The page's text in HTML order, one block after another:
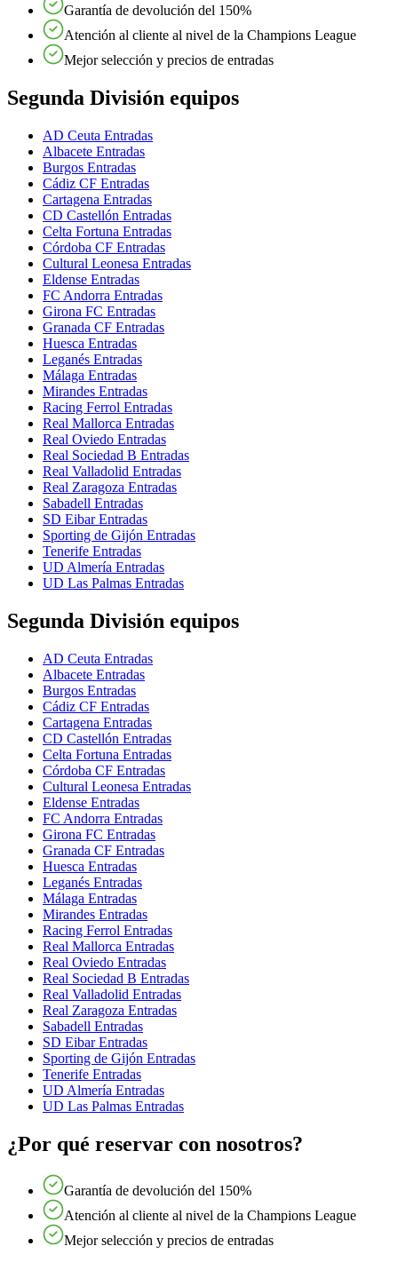
Garantía de devolución del 150%
Atención al cliente al nivel de la Champions League
Mejor selección y precios de entradas
Segunda División equipos
AD Ceuta Entradas
Albacete Entradas
Burgos Entradas
Cádiz CF Entradas
Cartagena Entradas
CD Castellón Entradas
Celta Fortuna Entradas
Córdoba CF Entradas
Cultural Leonesa Entradas
Eldense Entradas
FC Andorra Entradas
Girona FC Entradas
Granada CF Entradas
Huesca Entradas
Leganés Entradas
Málaga Entradas
Mirandes Entradas
Racing Ferrol Entradas
Real Mallorca Entradas
Real Oviedo Entradas
Real Sociedad B Entradas
Real Valladolid Entradas
Real Zaragoza Entradas
Sabadell Entradas
SD Eibar Entradas
Sporting de Gijón Entradas
Tenerife Entradas
UD Almería Entradas
UD Las Palmas Entradas
Segunda División equipos
AD Ceuta Entradas
Albacete Entradas
Burgos Entradas
Cádiz CF Entradas
Cartagena Entradas
CD Castellón Entradas
Celta Fortuna Entradas
Córdoba CF Entradas
Cultural Leonesa Entradas
Eldense Entradas
FC Andorra Entradas
Girona FC Entradas
Granada CF Entradas
Huesca Entradas
Leganés Entradas
Málaga Entradas
Mirandes Entradas
Racing Ferrol Entradas
Real Mallorca Entradas
Real Oviedo Entradas
Real Sociedad B Entradas
Real Valladolid Entradas
Real Zaragoza Entradas
Sabadell Entradas
SD Eibar Entradas
Sporting de Gijón Entradas
Tenerife Entradas
UD Almería Entradas
UD Las Palmas Entradas
¿Por qué reservar con nosotros?
Garantía de devolución del 150%
Atención al cliente al nivel de la Champions League
Mejor selección y precios de entradas